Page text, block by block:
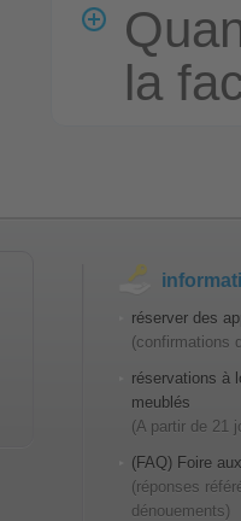
la
réserver des
(confirmations
réservations à
meublés
(A partir de 21
(FAQ) Foire
(réponses
dénouements)